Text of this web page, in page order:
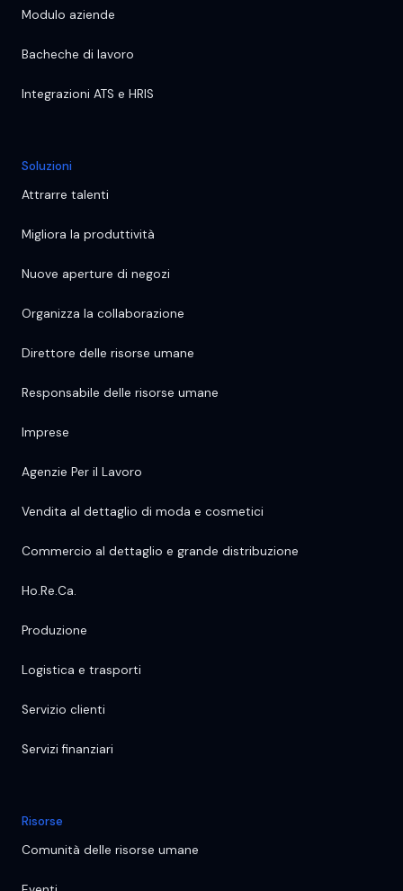
Modulo aziende
Bacheche di lavoro
Integrazioni ATS e HRIS
Soluzioni
Attrarre talenti
Migliora la produttività
Nuove aperture di negozi
Organizza la collaborazione
Direttore delle risorse umane
Responsabile delle risorse umane
Imprese
Agenzie Per il Lavoro
Vendita al dettaglio di moda e cosmetici
Commercio al dettaglio e grande distribuzione
Ho.Re.Ca.
Produzione
Logistica e trasporti
Servizio clienti
Servizi finanziari
Risorse
Comunità delle risorse umane